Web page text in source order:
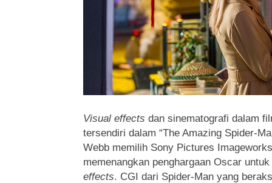
Visual effects dan sinematografi dalam
tersendiri dalam “The Amazing Spider-
Webb memilih Sony Pictures
memenangkan penghargaan Oscar
effects. CGI dari Spider-Man yang